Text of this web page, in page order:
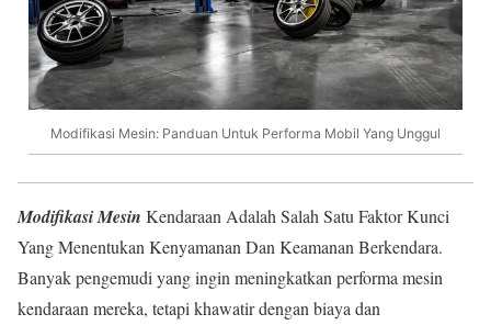
Modifikasi Mesin: Panduan Untuk Performa Mobil Yang Unggul
Modifikasi Mesin Kendaraan Adalah Salah Satu Faktor Kunci
Yang Menentukan Kenyamanan Dan Keamanan Berkendara.
Banyak pengemudi yang ingin meningkatkan performa mesin
kendaraan mereka, tetapi khawatir dengan biaya dan